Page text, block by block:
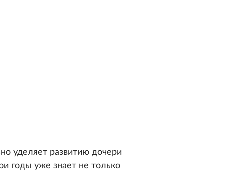
уделяет развитию дочери
годы уже знает не только